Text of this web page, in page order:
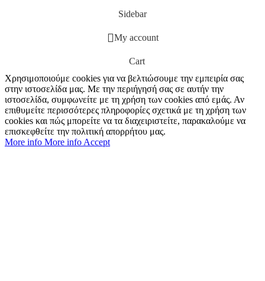
Sidebar
My account
Cart
Χρησιμοποιούμε cookies για να βελτιώσουμε την εμπειρία σας
στην ιστοσελίδα μας. Με την περιήγησή σας σε αυτήν την
ιστοσελίδα, συμφωνείτε με τη χρήση των cookies από εμάς. Αν
επιθυμείτε περισσότερες πληροφορίες σχετικά με τη χρήση των
cookies και πώς μπορείτε να τα διαχειριστείτε, παρακαλούμε να
επισκεφθείτε την πολιτική απορρήτου μας.
More info More info Accept